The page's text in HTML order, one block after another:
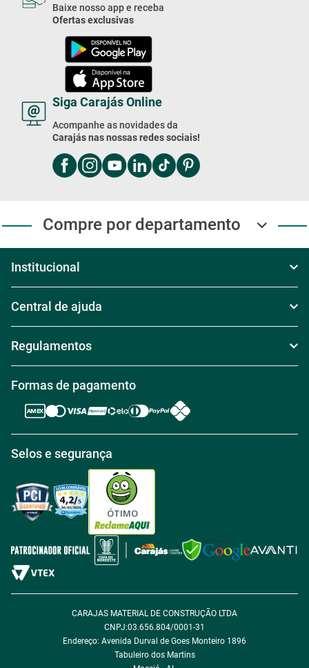
Baixe nosso app e receba
Ofertas exclusivas
Siga Carajás Online
Acompanhe as novidades da
Carajás nas nossas redes sociais!
Compre por departamento
Institucional
Televendas
Nossas Lojas
Trabalhe conosco
Central de atendimento
Central de ajuda
Política de Troca
Política de Reembolso
Política de Entrega
Política de Privacidade
Política de Cookie
Política de Desconto
Fale com encarregado de dados
Regulamentos
Regras de Desconto
Regulamento Aniversário Premiado
Formas de pagamento
Selos e segurança
ÓTIMO
CARAJAS MATERIAL DE CONSTRUÇÃO LTDA
CNPJ:03.656.804/0001-31
Endereço: Avenida Durval de Goes Monteiro 1896
Tabuleiro dos Martins